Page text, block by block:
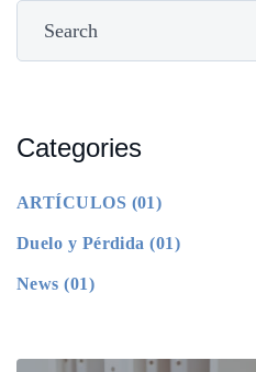
Categories
ARTÍCULOS (01)
Duelo y Pérdida (01)
News (01)